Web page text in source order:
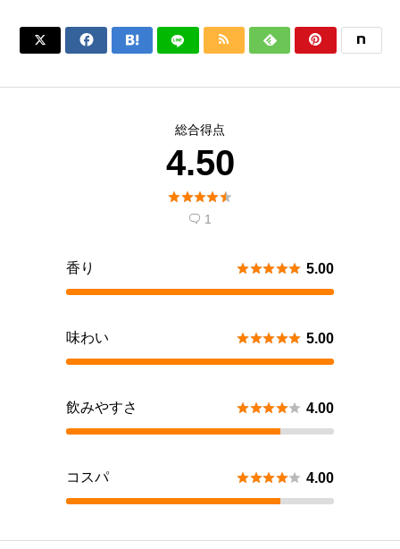
     
総合得点
4.50

 1
香り  5.00
味わい  5.00
飲みやすさ  4.00
コスパ  4.00